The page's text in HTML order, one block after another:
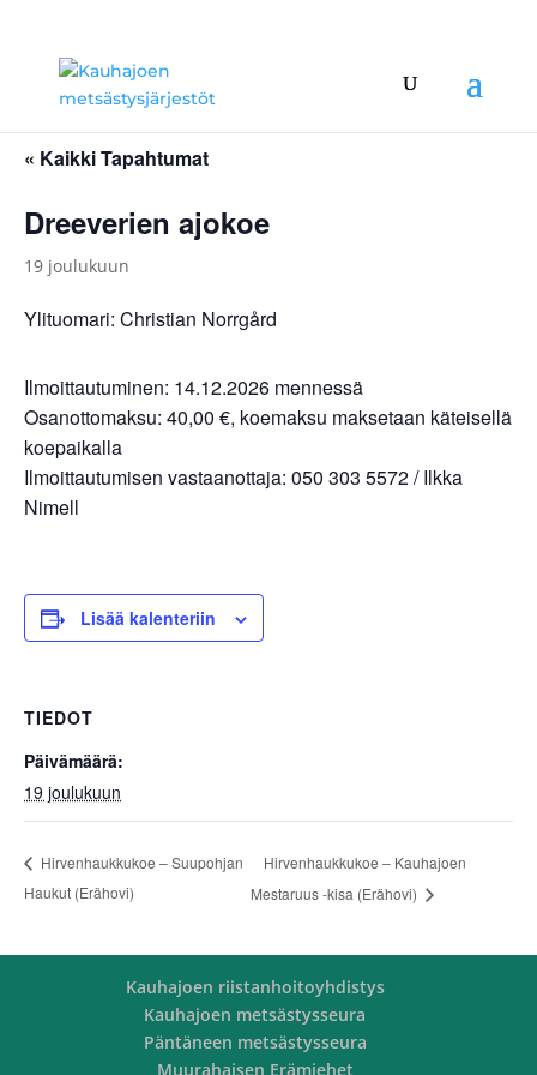
« Kaikki Tapahtumat
Dreeverien ajokoe
19 joulukuun
Ylituomari: Christian Norrgård
Ilmoittautuminen: 14.12.2026 mennessä
Osanottomaksu: 40,00 €, koemaksu maksetaan käteisellä
koepaikalla
Ilmoittautumisen vastaanottaja: 050 303 5572 / Ilkka
Nimell
Lisää kalenteriin
TIEDOT
Päivämäärä:
19 joulukuun
Hirvenhaukkukoe – Suupohjan
Haukut (Erähovi)
Hirvenhaukkukoe – Kauhajoen
Mestaruus -kisa (Erähovi)
Kauhajoen riistanhoitoyhdistys
Kauhajoen metsästysseura
Päntäneen metsästysseura
Muurahaisen Erämiehet